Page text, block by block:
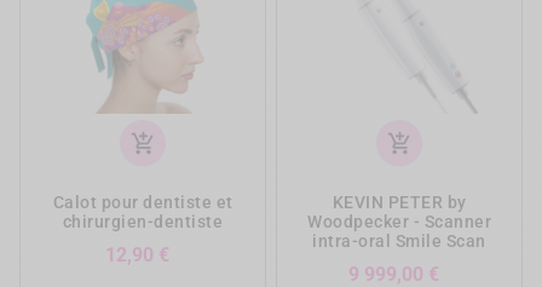
add_shopping_cart
Calot pour dentiste et
chirurgien-dentiste
12,90 €
add_shopping_cart
KEVIN PETER by
Woodpecker - Scanner
intra-oral Smile Scan
9 999,00 €